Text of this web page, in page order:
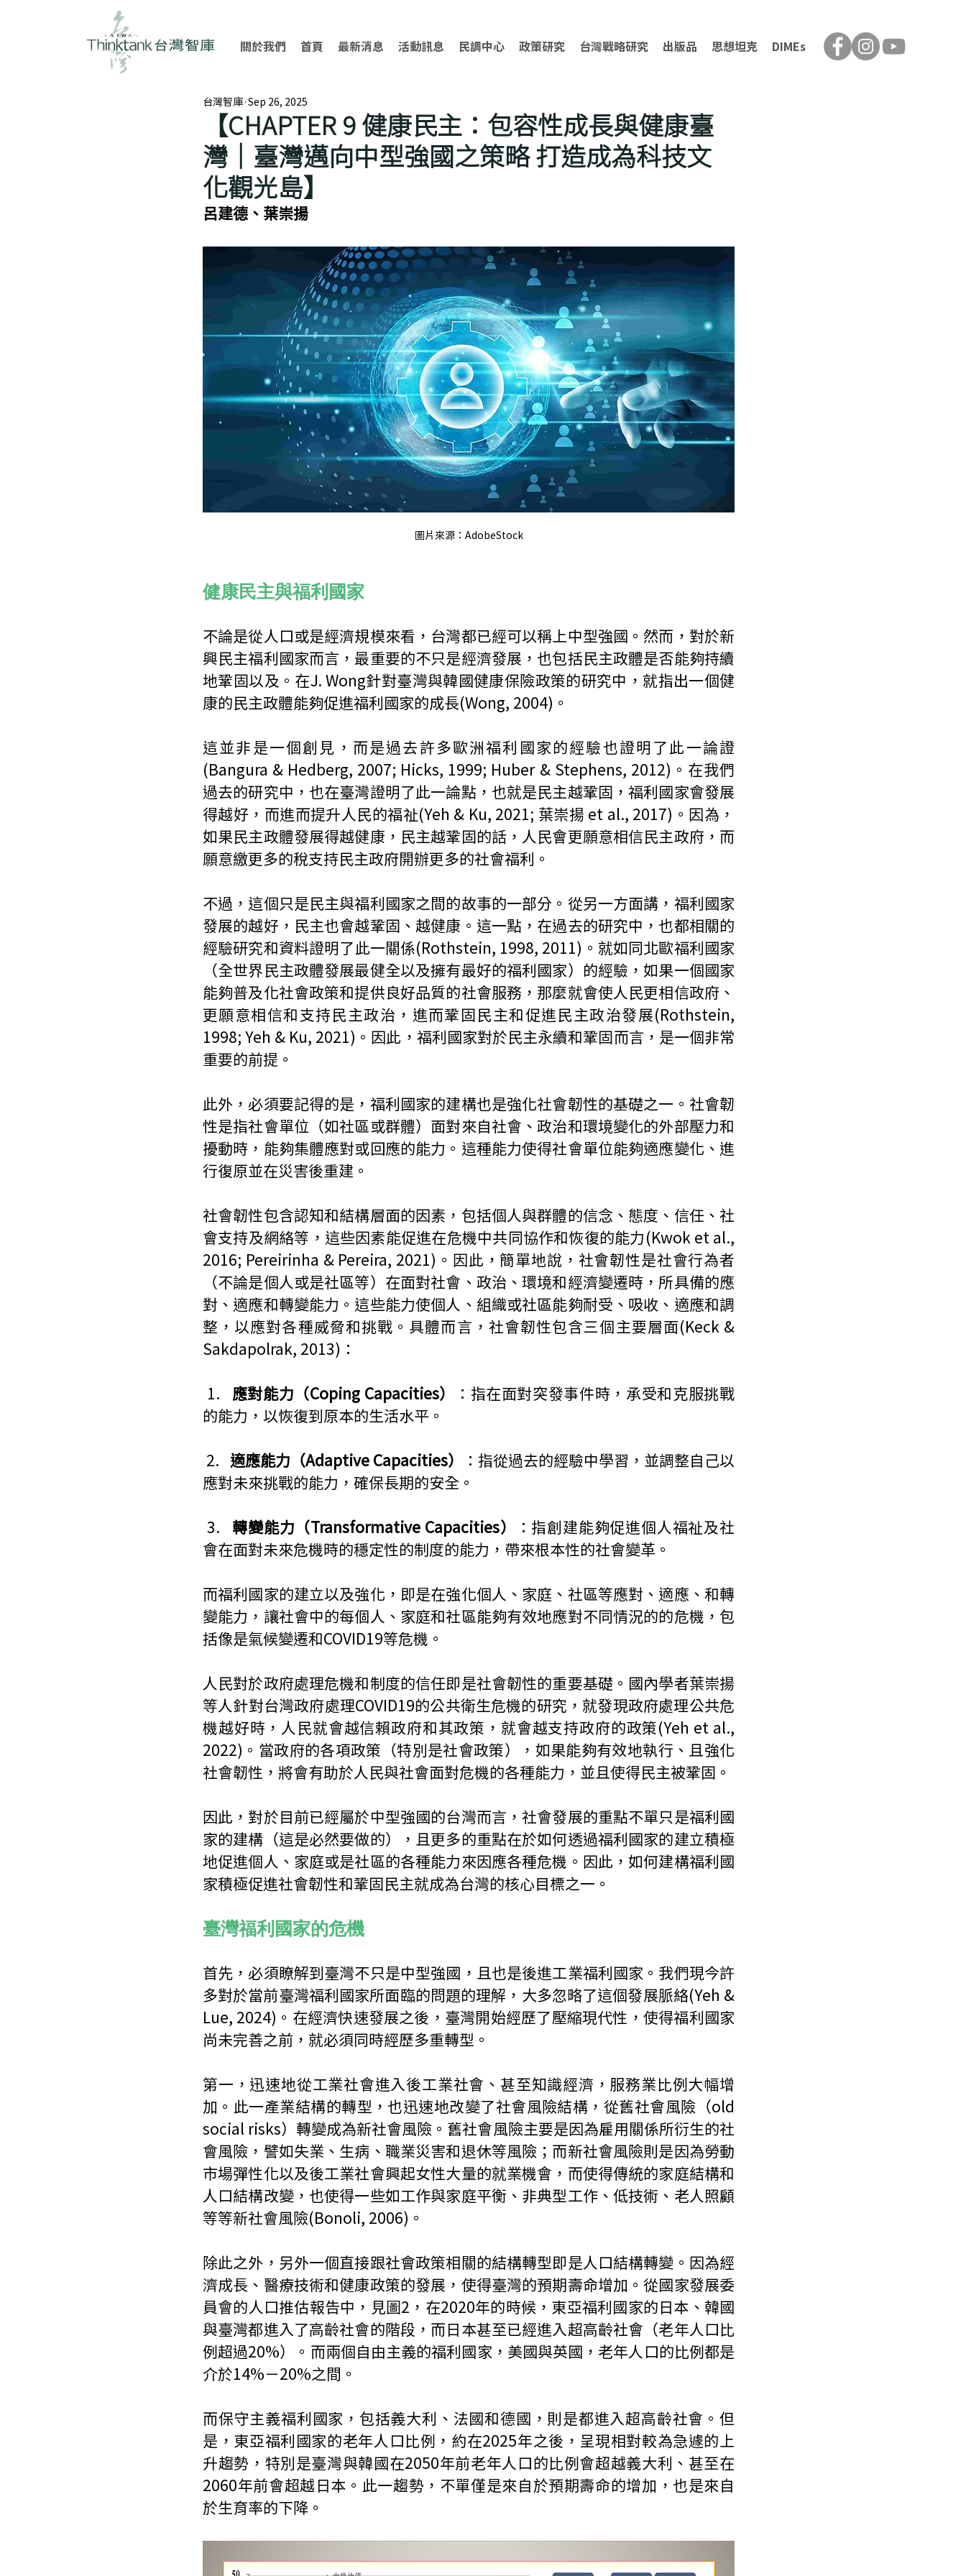
關於我們 首頁 最新消息 活動訊息 民調中心 政策研究 台灣戰略研究 出版品 思想坦克 DIMEs
【CHAPTER 9 健康民主：包容性成長與健康臺
灣｜臺灣邁向中型強國之策略 打造成為科技文
化觀光島】
台灣智庫 Sep 26, 2025
呂建德、葉崇揚
圖片來源：AdobeStock
健康民主與福利國家
不論是從人口或是經濟規模來看，台灣都已經可以稱上中型強國。然而，對於新
興民主福利國家而言，最重要的不只是經濟發展，也包括民主政體是否能夠持續
地鞏固以及。在J. Wong針對臺灣與韓國健康保險政策的研究中，就指出一個健
康的民主政體能夠促進福利國家的成長(Wong, 2004)。
這並非是一個創見，而是過去許多歐洲福利國家的經驗也證明了此一論證
(Bangura & Hedberg, 2007; Hicks, 1999; Huber & Stephens, 2012)。在我們
過去的研究中，也在臺灣證明了此一論點，也就是民主越鞏固，福利國家會發展
得越好，而進而提升人民的福祉(Yeh & Ku, 2021; 葉崇揚 et al., 2017)。因為，
如果民主政體發展得越健康，民主越鞏固的話，人民會更願意相信民主政府，而
願意繳更多的稅支持民主政府開辦更多的社會福利。
不過，這個只是民主與福利國家之間的故事的一部分。從另一方面講，福利國家
發展的越好，民主也會越鞏固、越健康。這一點，在過去的研究中，也都相關的
經驗研究和資料證明了此一關係(Rothstein, 1998, 2011)。就如同北歐福利國家
（全世界民主政體發展最健全以及擁有最好的福利國家）的經驗，如果一個國家
能夠普及化社會政策和提供良好品質的社會服務，那麼就會使人民更相信政府、
更願意相信和支持民主政治，進而鞏固民主和促進民主政治發展(Rothstein,
1998; Yeh & Ku, 2021)。因此，福利國家對於民主永續和鞏固而言，是一個非常
重要的前提。
此外，必須要記得的是，福利國家的建構也是強化社會韌性的基礎之一。社會韌
性是指社會單位（如社區或群體）面對來自社會、政治和環境變化的外部壓力和
擾動時，能夠集體應對或回應的能力。這種能力使得社會單位能夠適應變化、進
行復原並在災害後重建。
社會韌性包含認知和結構層面的因素，包括個人與群體的信念、態度、信任、社
會支持及網絡等，這些因素能促進在危機中共同協作和恢復的能力(Kwok et al.,
2016; Pereirinha & Pereira, 2021)。因此，簡單地說，社會韌性是社會行為者
（不論是個人或是社區等）在面對社會、政治、環境和經濟變遷時，所具備的應
對、適應和轉變能力。這些能力使個人、組織或社區能夠耐受、吸收、適應和調
整，以應對各種威脅和挑戰。具體而言，社會韌性包含三個主要層面(Keck &
Sakdapolrak, 2013)：
1. 應對能力（Coping Capacities）
：指在面對突發事件時，承受和克服挑戰
的能力，以恢復到原本的生活水平。
2. 適應能力（Adaptive Capacities）
：指從過去的經驗中學習，並調整自己以
應對未來挑戰的能力，確保長期的安全。
3. 轉變能力（Transformative Capacities）
：指創建能夠促進個人福祉及社
會在面對未來危機時的穩定性的制度的能力，帶來根本性的社會變革。
而福利國家的建立以及強化，即是在強化個人、家庭、社區等應對、適應、和轉
變能力，讓社會中的每個人、家庭和社區能夠有效地應對不同情況的的危機，包
括像是氣候變遷和COVID19等危機。
人民對於政府處理危機和制度的信任即是社會韌性的重要基礎。國內學者葉崇揚
等人針對台灣政府處理COVID19的公共衛生危機的研究，就發現政府處理公共危
機越好時，人民就會越信賴政府和其政策，就會越支持政府的政策(Yeh et al.,
2022)。當政府的各項政策（特別是社會政策），如果能夠有效地執行、且強化
社會韌性，將會有助於人民與社會面對危機的各種能力，並且使得民主被鞏固。
因此，對於目前已經屬於中型強國的台灣而言，社會發展的重點不單只是福利國
家的建構（這是必然要做的），且更多的重點在於如何透過福利國家的建立積極
地促進個人、家庭或是社區的各種能力來因應各種危機。因此，如何建構福利國
家積極促進社會韌性和鞏固民主就成為台灣的核心目標之一。
臺灣福利國家的危機
首先，必須瞭解到臺灣不只是中型強國，且也是後進工業福利國家。我們現今許
多對於當前臺灣福利國家所面臨的問題的理解，大多忽略了這個發展脈絡(Yeh &
Lue, 2024)。在經濟快速發展之後，臺灣開始經歷了壓縮現代性，使得福利國家
尚未完善之前，就必須同時經歷多重轉型。
第一，迅速地從工業社會進入後工業社會、甚至知識經濟，服務業比例大幅增
加。此一產業結構的轉型，也迅速地改變了社會風險結構，從舊社會風險（old
social risks）轉變成為新社會風險。舊社會風險主要是因為雇用關係所衍生的社
會風險，譬如失業、生病、職業災害和退休等風險；而新社會風險則是因為勞動
市場彈性化以及後工業社會興起女性大量的就業機會，而使得傳統的家庭結構和
人口結構改變，也使得一些如工作與家庭平衡、非典型工作、低技術、老人照顧
等等新社會風險(Bonoli, 2006)。
除此之外，另外一個直接跟社會政策相關的結構轉型即是人口結構轉變。因為經
濟成長、醫療技術和健康政策的發展，使得臺灣的預期壽命增加。從國家發展委
員會的人口推估報告中，見圖2，在2020年的時候，東亞福利國家的日本、韓國
與臺灣都進入了高齡社會的階段，而日本甚至已經進入超高齡社會（老年人口比
例超過20%）。而兩個自由主義的福利國家，美國與英國，老年人口的比例都是
介於14%－20%之間。
而保守主義福利國家，包括義大利、法國和德國，則是都進入超高齡社會。但
是，東亞福利國家的老年人口比例，約在2025年之後，呈現相對較為急遽的上
升趨勢，特別是臺灣與韓國在2050年前老年人口的比例會超越義大利、甚至在
2060年前會超越日本。此一趨勢，不單僅是來自於預期壽命的增加，也是來自
於生育率的下降。